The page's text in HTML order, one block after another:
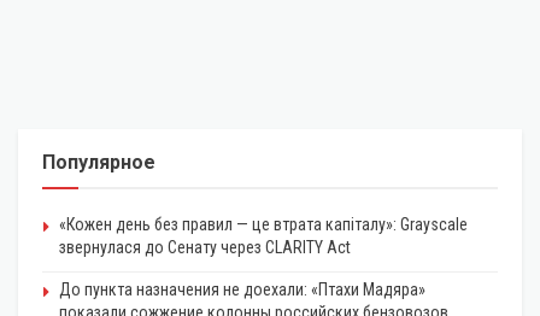
Популярное
«Кожен день без правил — це втрата капіталу»: Grayscale
звернулася до Сенату через CLARITY Act
До пункта назначения не доехали: «Птахи Мадяра»